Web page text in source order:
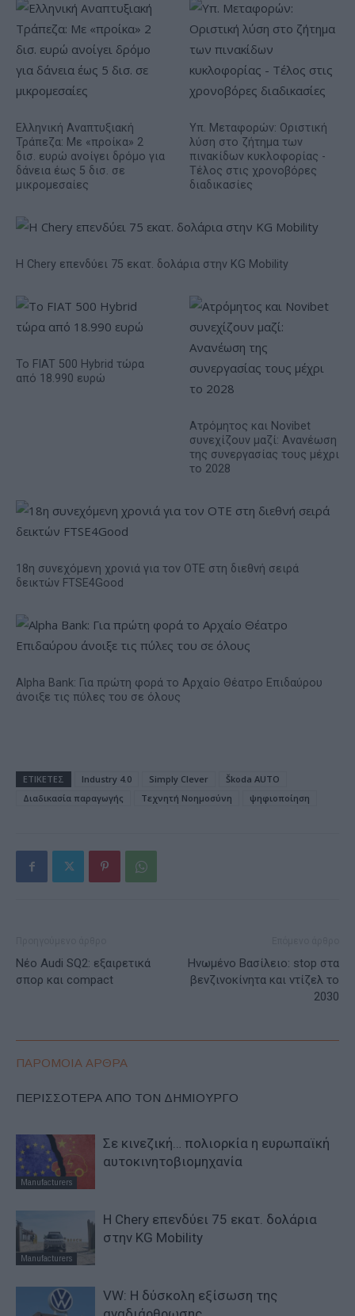
Ελληνική Αναπτυξιακή
Τράπεζα: Με «προίκα» 2
δισ. ευρώ ανοίγει δρόμο για
δάνεια έως 5 δισ. σε
μικρομεσαίες
Υπ. Μεταφορών: Οριστική
λύση στο ζήτημα των
πινακίδων κυκλοφορίας -
Τέλος στις χρονοβόρες
διαδικασίες
Η Chery επενδύει 75 εκατ. δολάρια στην KG Mobility
Το FIAT 500 Hybrid τώρα
από 18.990 ευρώ
Ατρόμητος και Novibet
συνεχίζουν μαζί: Ανανέωση
της συνεργασίας τους μέχρι
το 2028
18η συνεχόμενη χρονιά για τον ΟΤΕ στη διεθνή σειρά
δεικτών FTSE4Good
Alpha Bank: Για πρώτη φορά το Αρχαίο Θέατρο Επιδαύρου
άνοιξε τις πύλες του σε όλους
ΕΤΙΚΕΤΕΣ Industry 4.0 Simply Clever
Škoda AUTO
Διαδικασία παραγωγής
Τεχνητή Νοημοσύνη ψηφιοποίηση
Νέο Audi SQ2: εξαιρετικά
σπορ και compact
Ηνωμένο Βασίλειο: stop στα
βενζινοκίνητα και ντίζελ το
2030
ΠΑΡΟΜΟΙΑ ΑΡΘΡΑ
ΠΕΡΙΣΣΟΤΕΡΑ ΑΠΟ ΤΟΝ ΔΗΜΙΟΥΡΓΟ
Manufacturers
Σε κινεζική… πολιορκία η ευρωπαϊκή
αυτοκινητοβιομηχανία
Manufacturers
Η Chery επενδύει 75 εκατ. δολάρια
στην KG Mobility
VW: Η δύσκολη εξίσωση της